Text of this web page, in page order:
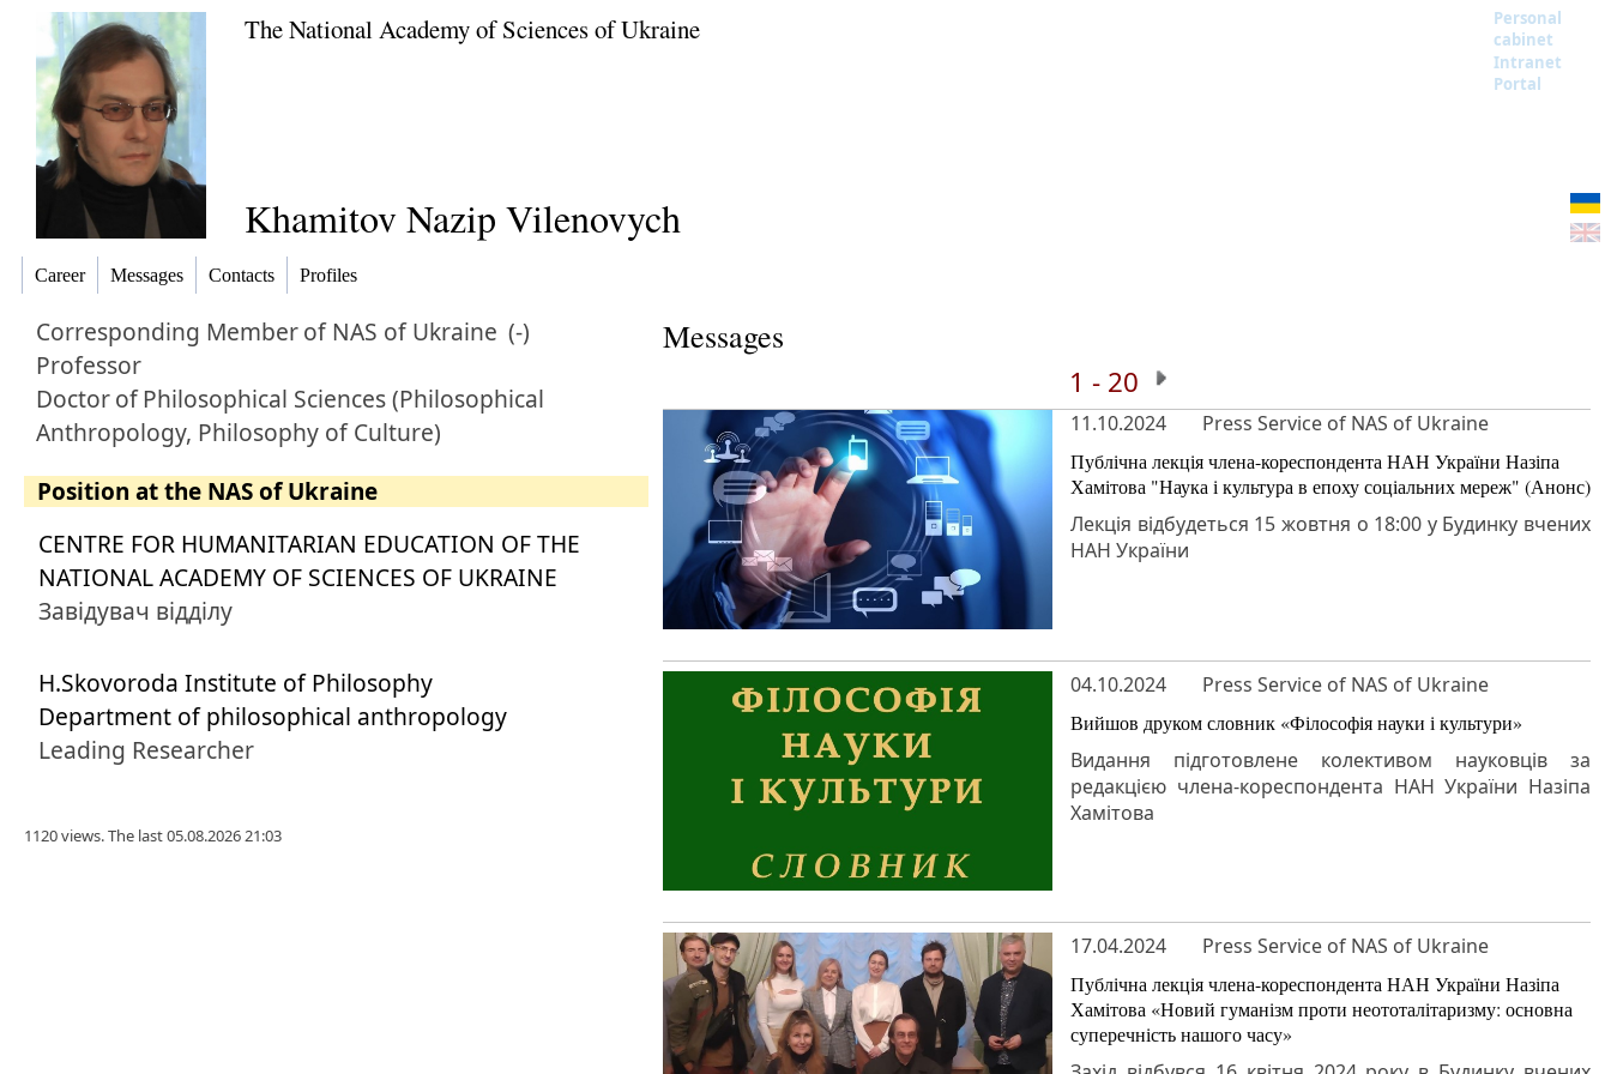
The National Academy of Sciences of Ukraine
Personal
cabinet
Intranet
Portal
Khamitov Nazip Vilenovych
Career Messages Contacts Profiles
Corresponding Memberof NAS of Ukraine (-)
Professor
DoctorofPhilosophical Sciences (Philosophical
Anthropology, Philosophy of Culture)
Position at the NAS of Ukraine
CENTRE FOR HUMANITARIAN EDUCATION OF THE
NATIONAL ACADEMY OF SCIENCES OF UKRAINE
Завідувач відділу
H.Skovoroda Institute of Philosophy
Department of philosophical anthropology
Leading Researcher
1120 views. The last 05.08.2026 21:03
Messages
1 - 20
11.10.2024 Press Service of NAS of Ukraine
Публічна лекція члена-кореспондента НАН України Назіпа
Хамітова "Наука і культура в епоху соціальних мереж" (Анонс)
Лекція відбудеться 15 жовтня о 18:00 у Будинку вчених
НАН України
04.10.2024 Press Service of NAS of Ukraine
Вийшов друком словник «Філософія науки і культури»
Видання підготовлене колективом науковців за
редакцією члена-кореспондента НАН України Назіпа
Хамітова
17.04.2024 Press Service of NAS of Ukraine
Публічна лекція члена-кореспондента НАН України Назіпа
Хамітова «Новий гуманізм проти неототалітаризму: основна
суперечність нашого часу»